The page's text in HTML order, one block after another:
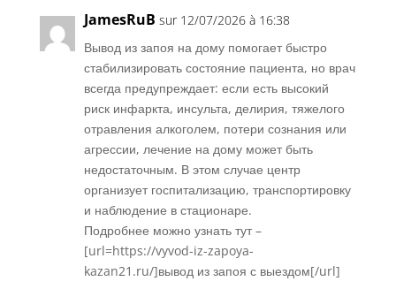
JamesRuB sur 12/07/2026 à 16:38
Вывод из запоя на дому помогает быстро
стабилизировать состояние пациента, но врач
всегда предупреждает: если есть высокий
риск инфаркта, инсульта, делирия, тяжелого
отравления алкоголем, потери сознания или
агрессии, лечение на дому может быть
недостаточным. В этом случае центр
организует госпитализацию, транспортировку
и наблюдение в стационаре.
Подробнее можно узнать тут –
[url=https://vyvod-iz-zapoya-
kazan21.ru/]вывод из запоя с выездом[/url]